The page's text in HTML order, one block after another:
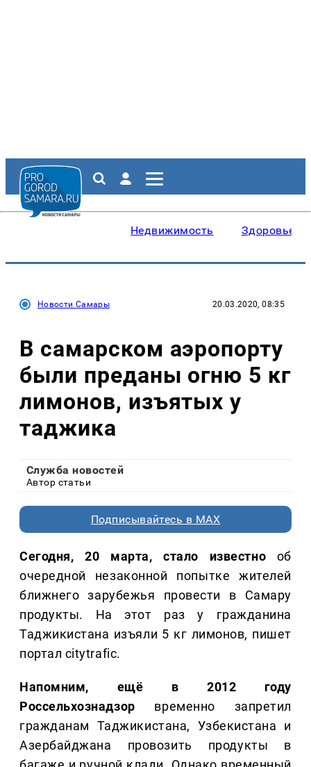
Недвижимость Здоровье
Новости Самары 20.03.2020, 08:35
В самарском аэропорту
были преданы огню 5 кг
лимонов, изъятых у
таджика
Служба новостей
Автор статьи
Подписывайтесь в MAX
Сегодня, 20 марта, стало известно об
очередной незаконной попытке жителей
ближнего зарубежья провести в Самару
продукты. На этот раз у гражданина
Таджикистана изъяли 5 кг лимонов, пишет
портал citytrafic.
Напомним, ещё в 2012 году
Россельхознадзор временно запретил
гражданам Таджикистана, Узбекистана и
Азербайджана провозить продукты в